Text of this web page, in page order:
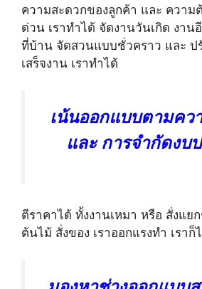
ความสะดวกของลูกค้า และ ความต้
ด่วน เราทำได้ จัดงานวันเกิด งาน
ที่บ้าน จัดสวนแบบชั่วคราว และ ป
เสร็จงาน เราทำได้
เน้นออกแบบตามคว
และ การจำกัดงบ
ตีราคาได้ ทั้งงานเหมา หรือ สั่งแ
ต้นไม้ สั่งของ เราออกแรงทำ เราก็